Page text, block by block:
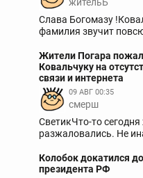
Слава Богомазу
фамилия звучит
Жители Погара
Ковальчуку на
связи и интернета
09 АВГ 00:35
смерш
СветикЧто-то
разжаловались. Не
Колобок докатился
президента РФ